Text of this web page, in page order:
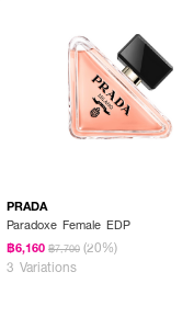
PRADA
Paradoxe Female EDP
฿6,160 ฿7,700 (20%)
3 Variations